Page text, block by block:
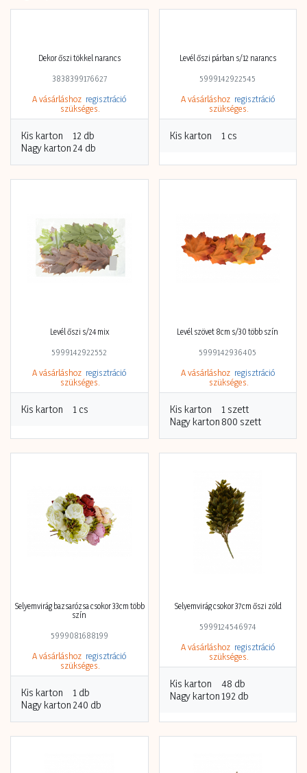
Dekor őszi tökkel narancs
3838399176627
A vásárláshoz regisztráció
szükséges.
Kis karton
12 db
Nagy karton 24 db
Levél őszi párban s/12 narancs
5999142922545
A vásárláshoz regisztráció
szükséges.
Kis karton 1 cs
Levél őszi s/24 mix
5999142922552
A vásárláshoz regisztráció
szükséges.
Kis karton 1 cs
Levél szövet 8cm s/30 több szín
5999142936405
A vásárláshoz regisztráció
szükséges.
Kis karton
1 szett
Nagy karton 800 szett
Selyemvirág bazsarózsa csokor 33cm több
szín
5999081688199
A vásárláshoz regisztráció
szükséges.
Kis karton
1 db
Nagy karton 240 db
Selyemvirág csokor 37cm őszi zöld
5999124546974
A vásárláshoz regisztráció
szükséges.
Kis karton
48 db
Nagy karton 192 db